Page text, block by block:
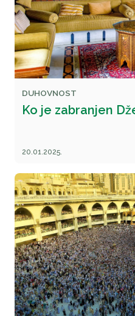
DUHOVNOST
Ko je zabranjen
20.01.2025.